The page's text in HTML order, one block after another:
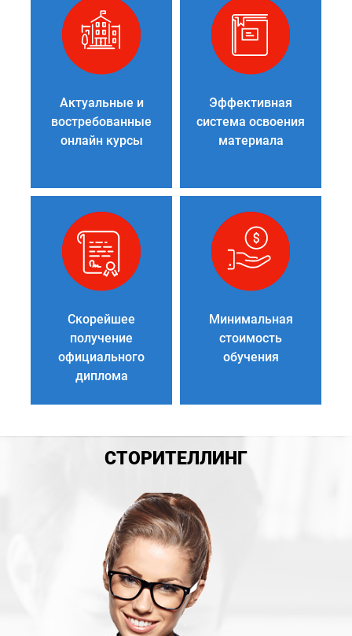
Актуальные и
востребованные
онлайн курсы
Эффективная
система освоения
материала
Скорейшее
получение
официального
диплома
Минимальная
стоимость
обучения
СТОРИТЕЛЛИНГ